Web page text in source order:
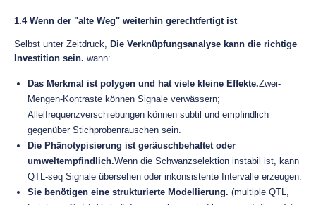
1.4 Wenn der "alte Weg" weiterhin gerechtfertigt ist
Selbst unter Zeitdruck, Die Verknüpfungsanalyse kann die richtige
Investition sein. wann:
Das Merkmal ist polygen und hat viele kleine Effekte.Zwei-
Mengen-Kontraste können Signale verwässern;
Allelfrequenzverschiebungen können subtil und empfindlich
gegenüber Stichprobenrauschen sein.
Die Phänotypisierung ist geräuschbehaftet oder
umweltempfindlich.Wenn die Schwanzselektion instabil ist, kann
QTL-seq Signale übersehen oder inkonsistente Intervalle erzeugen.
Sie benötigen eine strukturierte Modellierung. (multiple QTL,